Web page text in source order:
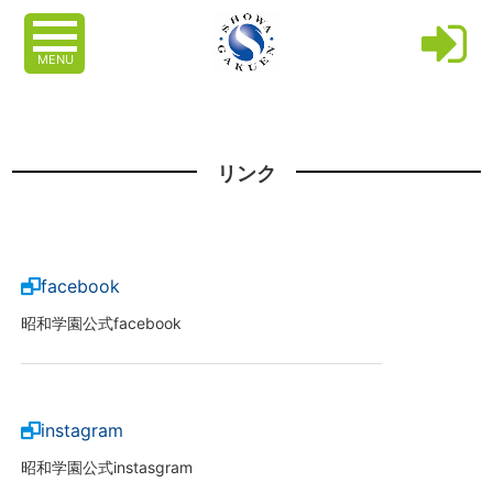
MENU
リンク
facebook
昭和学園公式facebook
instagram
昭和学園公式instasgram